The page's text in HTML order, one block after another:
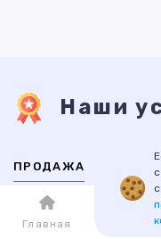
Наши
ПРОДАЖА
ВТОРИЧНАЯ
Главная